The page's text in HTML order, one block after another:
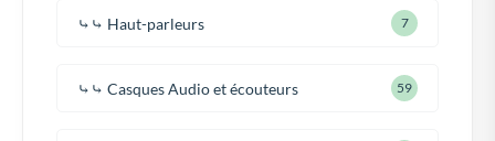
⤷⤷ Haut-parleurs 7
⤷⤷ Casques Audio et écouteurs 59